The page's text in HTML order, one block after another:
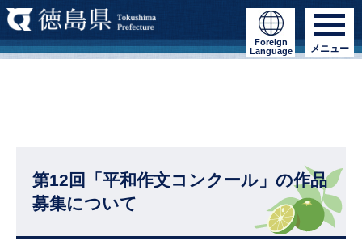
Foreign
Language
メニュー
第12回「平和作文コンクール」の作品
募集について